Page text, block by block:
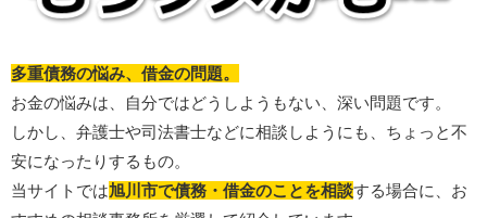
多重債務の悩み、借金の問題。
お金の悩みは、自分ではどうしようもない、深い問題です。
しかし、弁護士や司法書士などに相談しようにも、ちょっと不
安になったりするもの。
当サイトでは旭川市で債務・借金のことを相談する場合に、お